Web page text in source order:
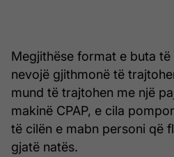
Megjithëse format e buta të
nevojë gjithmonë të
mund të trajtohen me një
makinë CPAP, e cila
të cilën e mabn personi që
gjatë natës.